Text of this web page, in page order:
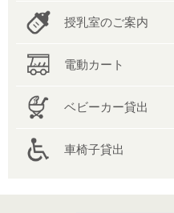
授乳室のご案内
電動カート
ベビーカー貸出
車椅子貸出